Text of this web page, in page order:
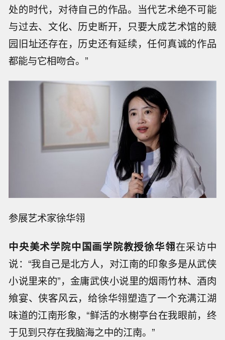
处的时代，对待自己的作品。当代艺术绝不可能
与过去、文化、历史断开，只要大成艺术馆的競
园旧址还存在，历史还有延续，任何真诚的作品
都能与它相吻合。”
参展艺术家徐华翎
中央美术学院中国画学院教授徐华翎在采访中
说：“我自己是北方人，对江南的印象多是从武侠
小说里来的”，金庸武侠小说里的烟雨竹林、酒肉
飨宴、侠客风云，给徐华翎塑造了一个充满江湖
味道的江南形象，“鲜活的水榭亭台在我眼前，终
于见到只存在我脑海之中的江南。”